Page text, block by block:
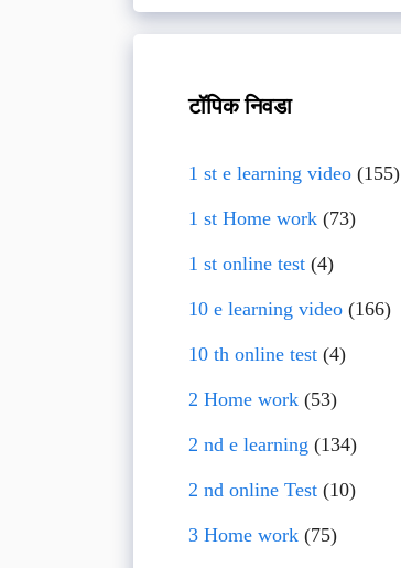
टॉपिक निवडा
1 st e learning video(155)
1 st Home work(73)
1 st online test(4)
10 e learning video(166)
10 th online test(4)
2 Home work(53)
2 nd e learning (134)
2 nd online Test(10)
3 Home work(75)